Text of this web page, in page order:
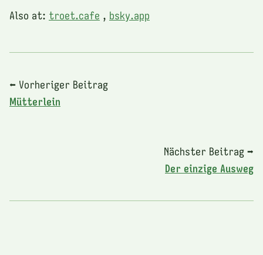
Also at: troet.cafe , bsky.app
⬅ Vorheriger Beitrag
Mütterlein
Nächster Beitrag ➡
Der einzige Ausweg